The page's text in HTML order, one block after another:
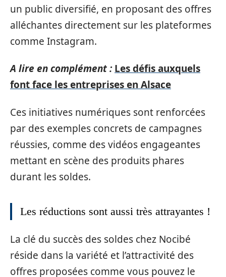
un public diversifié, en proposant des offres
alléchantes directement sur les plateformes
comme Instagram.
A lire en complément : Les défis auxquels
font face les entreprises en Alsace
Ces initiatives numériques sont renforcées
par des exemples concrets de campagnes
réussies, comme des vidéos engageantes
mettant en scène des produits phares
durant les soldes.
Les réductions sont aussi très attrayantes !
La clé du succès des soldes chez Nocibé
réside dans la variété et l’attractivité des
offres proposées comme vous pouvez le